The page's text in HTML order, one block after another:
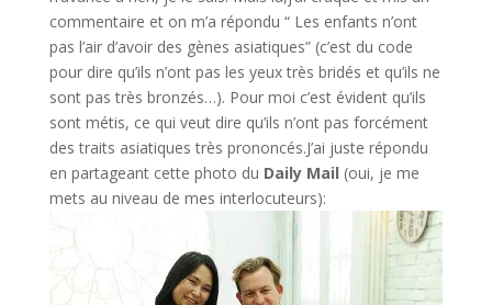
commentaire et on m’a répondu “ Les enfants n’ont
pas l’air d’avoir des gènes asiatiques” (c’est du code
pour dire qu’ils n’ont pas les yeux très bridés et qu’ils ne
sont pas très bronzés…). Pour moi c’est évident qu’ils
sont métis, ce qui veut dire qu’ils n’ont pas forcément
des traits asiatiques très prononcés.J’ai juste répondu
en partageant cette photo du Daily Mail (oui, je me
mets au niveau de mes interlocuteurs):